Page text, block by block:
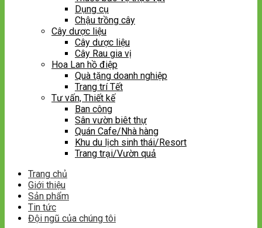
Dụng cụ
Chậu trồng cây
Cây dược liệu
Cây dược liệu
Cây Rau gia vị
Hoa Lan hồ điệp
Quà tặng doanh nghiệp
Trang trí Tết
Tư vấn, Thiết kế
Ban công
Sân vườn biêt thự
Quán Cafe/Nhà hàng
Khu du lịch sinh thái/Resort
Trang trại/Vườn quả
Trang chủ
Giới thiệu
Sản phẩm
Tin tức
Đội ngũ của chúng tôi